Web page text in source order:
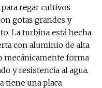
para regar cultivos
gotas grandes y
La turbina está hecha
con aluminio de alta
mecánicamente forma
y resistencia al agua.
tiene una placa